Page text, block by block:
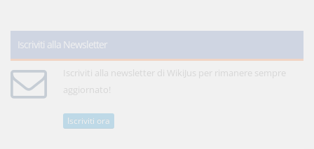
Iscriviti alla Newsletter
Iscriviti alla newsletter di WikiJus per rimanere sempre
aggiornato!
Iscriviti ora